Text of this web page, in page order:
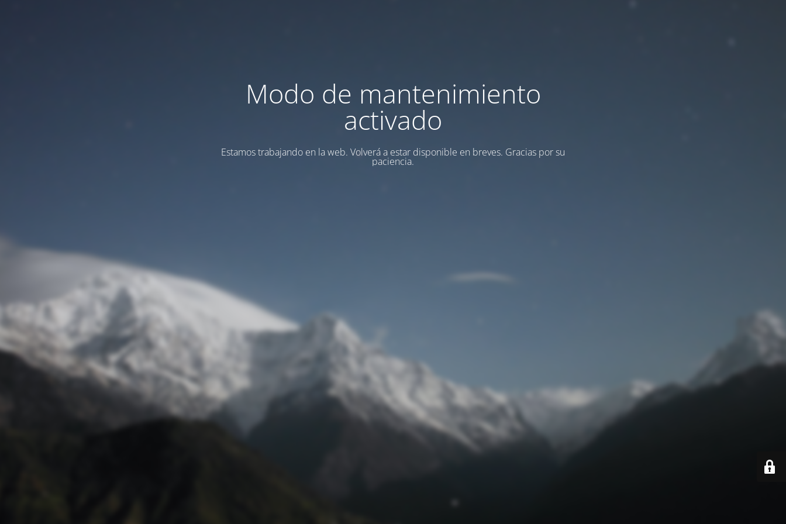
Modo de mantenimiento
activado
Estamos trabajando en la web. Volverá a estar disponible en breves. Gracias por su
paciencia.